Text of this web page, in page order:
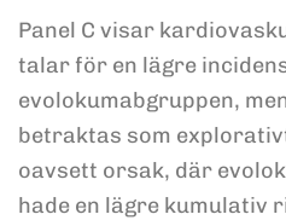
Panel C visar
talar för en lägre
evolokumabgruppen,
betraktas som
oavsett orsak, där
hade en lägre kumulativ